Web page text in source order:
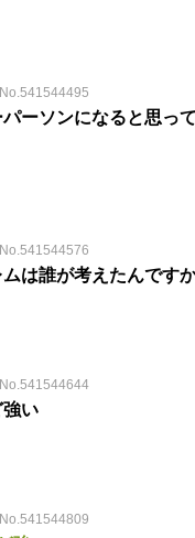
ーソンになると思っ
は誰が考えたんです
い